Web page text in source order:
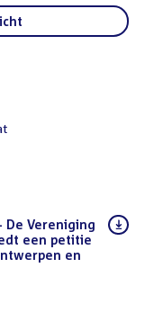
De Vereniging
een petitie
en